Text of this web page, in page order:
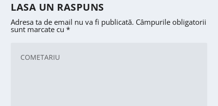
LASA UN RASPUNS
Adresa ta de email nu va fi publicată. Câmpurile obligatorii
sunt marcate cu*